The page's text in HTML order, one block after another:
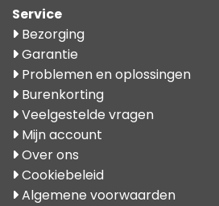
Service
Bezorging
Garantie
Problemen en oplossingen
Burenkorting
Veelgestelde vragen
Mijn account
Over ons
Cookiebeleid
Algemene voorwaarden